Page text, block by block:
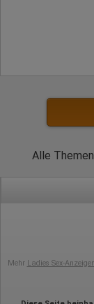
Alle Themen
Mehr Ladies Sex-Anzeigen